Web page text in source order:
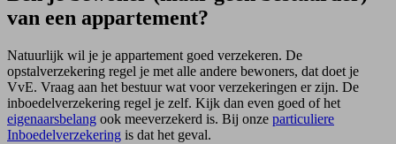
van een appartement?
Natuurlijk wil je je appartement goed verzekeren. De
opstalverzekering regel je met alle andere bewoners, dat doet je
VvE. Vraag aan het bestuur wat voor verzekeringen er zijn. De
inboedelverzekering regel je zelf. Kijk dan even goed of het
eigenaarsbelang ook meeverzekerd is. Bij onze particuliere
Inboedelverzekering is dat het geval.